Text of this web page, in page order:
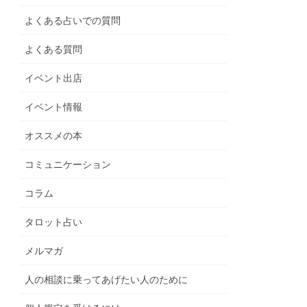
よくある占いでの質問
よくある質問
イベント出店
イベント情報
オススメの本
コミュニケーション
コラム
タロット占い
メルマガ
人の相談に乗ってあげたい人のために